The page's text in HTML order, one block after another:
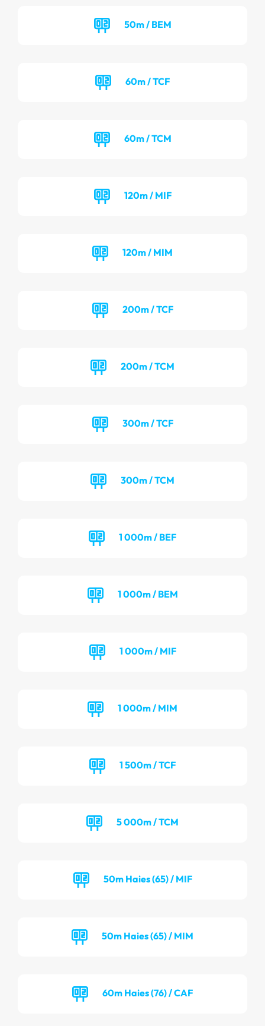
50m / BEM
60m / TCF
60m / TCM
120m / MIF
120m / MIM
200m / TCF
200m / TCM
300m / TCF
300m / TCM
1 000m / BEF
1 000m / BEM
1 000m / MIF
1 000m / MIM
1 500m / TCF
5 000m / TCM
50m Haies (65) / MIF
50m Haies (65) / MIM
60m Haies (76) / CAF